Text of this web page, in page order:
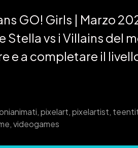
GO! Girls | Marzo
Stella vs i Villains del
e a completare il livello
,pixelart,pixelartist,
,videogames